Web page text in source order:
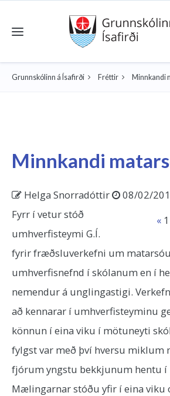
Toggle navigation
Grunnskólinn á Ísafirði Fréttir Minnkandi
Minnkandi
Helga Snorradóttir
08/02/
« 1
Fyrr í vetur stóð
umhverfisteymi G.Í.
fyrir fræðsluverkefni um
umhverfisnefnd í skólanum en í
nemendur á unglingastigi.
að kennarar í umhverfisteyminu
könnun í eina viku í mötuneyti
fylgst var með því hversu miklum
fjórum yngstu bekkjunum hentu í
Mælingarnar stóðu yfir í eina viku